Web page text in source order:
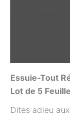
Essuie-Tout
Lot de 5
Dites adieu